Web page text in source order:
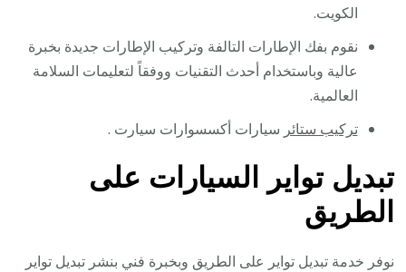
الكويت.
نقوم بفك الإطارات التالفة وتركيب الإطارات جديدة بخبرة
عالية وباستخدام أحدث التقنيات ووفقاً لتعليمات السلامة
العالمية.
تركيب ستائر سيارات أكسسوارات سيارت .
تبديل تواير السيارات على
الطريق
نوفر خدمة تبديل تواير على الطريق وبخبرة فني بنشر تبديل تواير